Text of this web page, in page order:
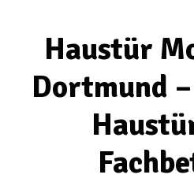
Haustür
Dortmund